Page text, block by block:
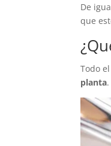
De
que
Todo
planta.